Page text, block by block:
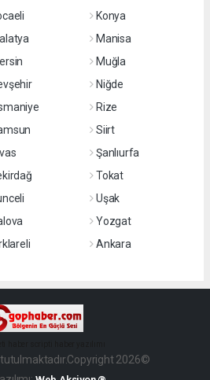
Konya
Manisa
Muğla
Niğde
Rize
Siirt
Şanlıurfa
Tokat
Uşak
Yozgat
Ankara
tutulmaktadır.Copyright 2026©